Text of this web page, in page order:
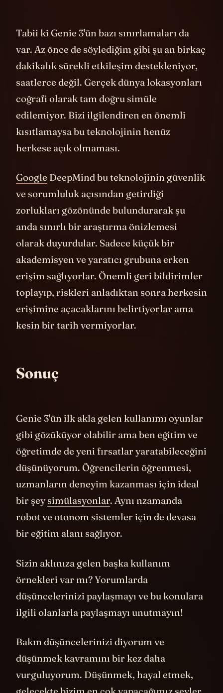
Tabii ki Genie 3'ün bazı sınırlamaları da
var. Az önce de söylediğim gibi şu an birkaç
dakikalık sürekli etkileşim destekleniyor,
saatlerce değil. Gerçek dünya lokasyonları
coğrafi olarak tam doğru simüle
edilemiyor. Bizi ilgilendiren en önemli
kısıtlamaysa bu teknolojinin henüz
GoogleDeepMind bu teknolojinin güvenlik
ve sorumluluk açısından getirdiği
zorlukları gözönünde bulundurarak şu
anda sınırlı bir araştırma önizlemesi
olarak duyurdular. Sadece küçük bir
akademisyen ve yaratıcı grubuna erken
erişim sağlıyorlar. Önemli geri bildirimler
toplayıp, riskleri anladıktan sonra herkesin
erişimine açacaklarını belirtiyorlar ama
Sonuç
Genie 3'ün ilk akla gelen kullanımı oyunlar
gibi gözüküyor olabilir ama ben eğitim ve
öğretimde de yeni fırsatlar yaratabileceğini
düşünüyorum. Öğrencilerin öğrenmesi,
uzmanların deneyim kazanması için ideal
bir şeysimülasyonlar. Aynı nzamanda
robot ve otonom sistemler için de devasa
Sizin aklınıza gelen başka kullanım
örnekleri var mı? Yorumlarda
düşüncelerinizi paylaşmayı ve bu konulara
Bakın düşüncelerinizi diyorum ve
düşünmek kavramını bir kez daha
vurguluyorum. Düşünmek, hayal etmek,